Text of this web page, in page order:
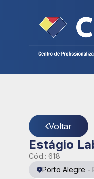
Cadastre
Voltar
Estágio
Cód.: 618
Porto Alegre -